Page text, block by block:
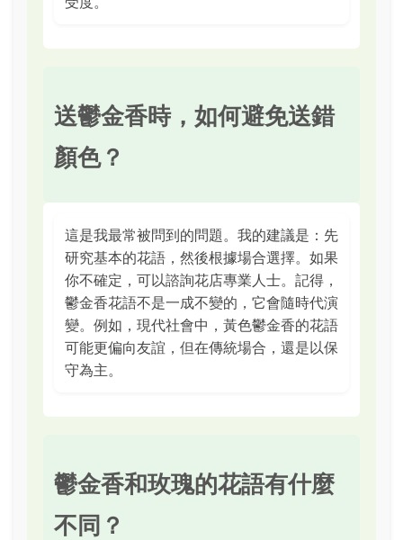
送鬱金香時，如何避免送錯
顏色？
這是我最常被問到的問題。我的建議是：先
研究基本的花語，然後根據場合選擇。如果
你不確定，可以諮詢花店專業人士。記得，
鬱金香花語不是一成不變的，它會隨時代演
變。例如，現代社會中，黃色鬱金香的花語
可能更偏向友誼，但在傳統場合，還是以保
守為主。
鬱金香和玫瑰的花語有什麼
不同？